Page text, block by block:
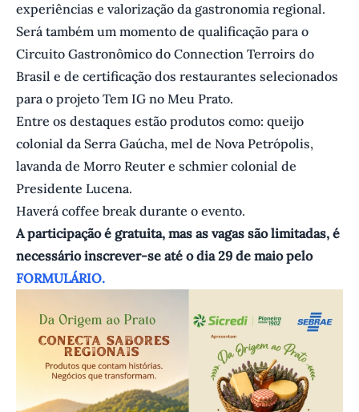
experiências e valorização da gastronomia regional.
Será também um momento de qualificação para o
Circuito Gastronômico do Connection Terroirs do
Brasil e de certificação dos restaurantes selecionados
para o projeto Tem IG no Meu Prato.
Entre os destaques estão produtos como: queijo
colonial da Serra Gaúcha, mel de Nova Petrópolis,
lavanda de Morro Reuter e schmier colonial de
Presidente Lucena.
Haverá coffee break durante o evento.
A participação é gratuita, mas as vagas são limitadas, é
necessário inscrever-se até o dia 29 de maio pelo
FORMULÁRIO.